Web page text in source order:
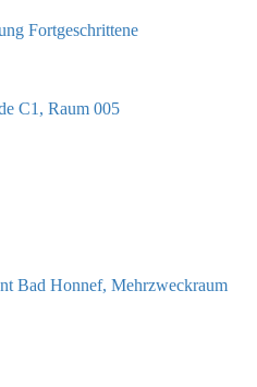
Fortgeschrittene
C1, Raum 005
Bad Honnef, Mehrzweckraum